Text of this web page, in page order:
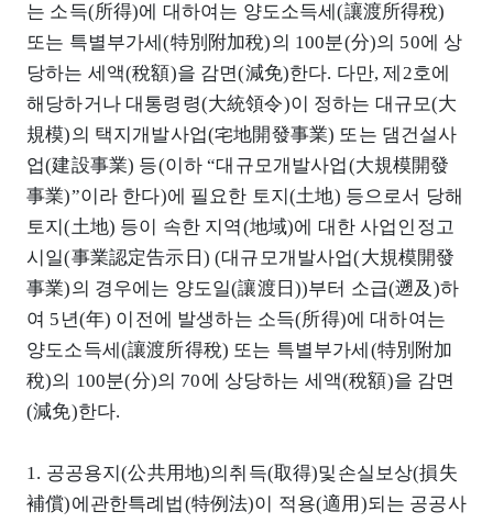
는 소득(所得)에 대하여는 양도소득세(讓渡所得稅)
또는 특별부가세(特別附加稅)의 100분(分)의 50에 상
당하는 세액(稅額)을 감면(減免)한다. 다만, 제2호에
해당하거나 대통령령(大統領令)이 정하는 대규모(大
規模)의 택지개발사업(宅地開發事業) 또는 댐건설사
업(建設事業) 등(이하 “대규모개발사업(大規模開發
事業)”이라 한다)에 필요한 토지(土地) 등으로서 당해
토지(土地) 등이 속한 지역(地域)에 대한 사업인정고
시일(事業認定告示日) (대규모개발사업(大規模開發
事業)의 경우에는 양도일(讓渡日))부터 소급(遡及)하
여 5년(年) 이전에 발생하는 소득(所得)에 대하여는
양도소득세(讓渡所得稅) 또는 특별부가세(特別附加
稅)의 100분(分)의 70에 상당하는 세액(稅額)을 감면
(減免)한다.
1. 공공용지(公共用地)의취득(取得)및손실보상(損失
補償)에관한특례법(特例法)이 적용(適用)되는 공공사